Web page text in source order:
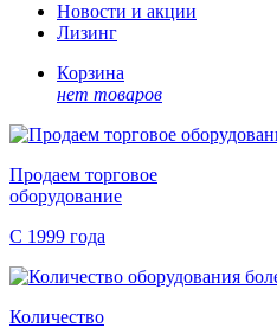
Новости и акции
Лизинг
Корзина
нет товаров
Продаем торговое
оборудование
С 1999 года
Количество